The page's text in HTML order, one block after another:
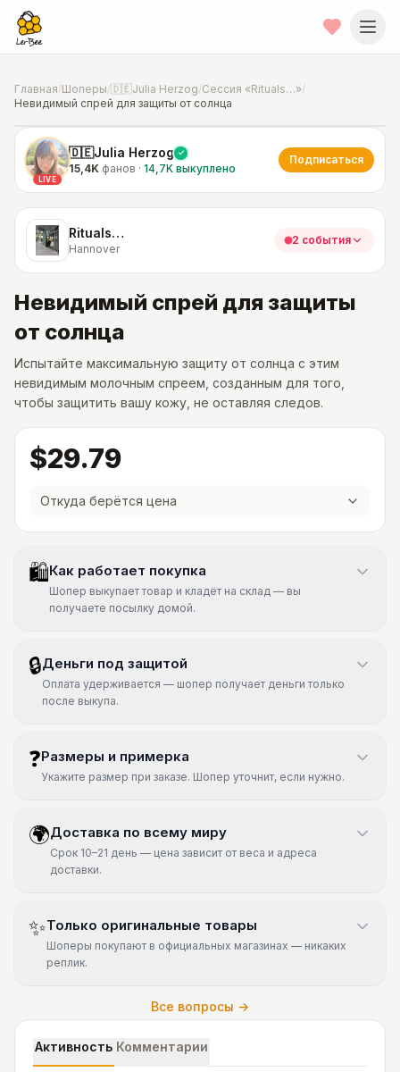
Главная/Шоперы/🇩🇪Julia Herzog/Сессия «Rituals…»/
Невидимый спрей для защиты от солнца
📍Фото от шопера·Hannover
LIVE
🇩🇪Julia Herzog
15,4K фанов · 14,7K выкуплено
Подписаться
Rituals…
Hannover
2 события
Невидимый спрей для защиты
от солнца
Испытайте максимальную защиту от солнца с этим
невидимым молочным спреем, созданным для того,
чтобы защитить вашу кожу, не оставляя следов.
$29.79
Откуда берётся цена
🛍Как работает покупка
Шопер выкупает товар и кладёт на склад — вы
получаете посылку домой.
🔒Деньги под защитой
Оплата удерживается — шопер получает деньги только
после выкупа.
❓Размеры и примерка
Укажите размер при заказе. Шопер уточнит, если нужно.
🌍Доставка по всему миру
Срок 10–21 день — цена зависит от веса и адреса
доставки.
✨Только оригинальные товары
Шоперы покупают в официальных магазинах — никаких
реплик.
Все вопросы →
Активность Комментарии